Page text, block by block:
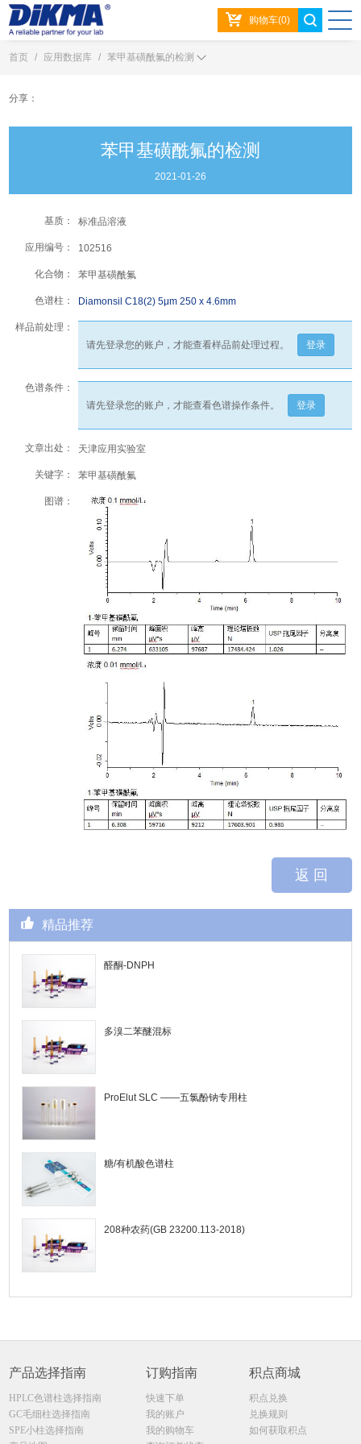
购物车(0)
首页 / 应用数据库 / 苯甲基磺酰氟的检测
分享：
苯甲基磺酰氟的检测
2021-01-26
基质： 标准品溶液
应用编号： 102516
化合物： 苯甲基磺酰氟
色谱柱： Diamonsil C18(2) 5μm 250 x 4.6mm
样品前处理：
请先登录您的账户，才能查看样品前处理过程。
登录
色谱条件：
请先登录您的账户，才能查看色谱操作条件。
登录
文章出处： 天津应用实验室
关键字： 苯甲基磺酰氟
图谱：
返 回
精品推荐
醛酮-DNPH
多溴二苯醚混标
ProElut SLC ——五氯酚钠专用柱
糖/有机酸色谱柱
208种农药(GB 23200.113-2018)
产品选择指南
HPLC色谱柱选择指南
GC毛细柱选择指南
SPE小柱选择指南
订购指南
快速下单
我的账户
我的购物车
积点商城
积点兑换
兑换规则
如何获取积点